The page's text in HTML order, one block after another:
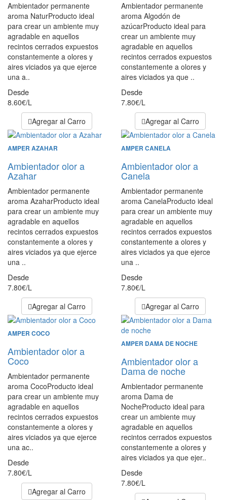
Ambientador permanente
aroma NaturProducto ideal
para crear un ambiente muy
agradable en aquellos
recintos cerrados expuestos
constantemente a olores y
aires viciados ya que ejerce
una a..
Desde
8.60€/L
Agregar al Carro
Ambientador permanente
aroma Algodón de
azúcarProducto ideal para
crear un ambiente muy
agradable en aquellos
recintos cerrados expuestos
constantemente a olores y
aires viciados ya que ..
Desde
7.80€/L
Agregar al Carro
AMPER AZAHAR
Ambientador olor a
Azahar
Ambientador permanente
aroma AzaharProducto ideal
para crear un ambiente muy
agradable en aquellos
recintos cerrados expuestos
constantemente a olores y
aires viciados ya que ejerce
una ..
Desde
7.80€/L
Agregar al Carro
AMPER CANELA
Ambientador olor a
Canela
Ambientador permanente
aroma CanelaProducto ideal
para crear un ambiente muy
agradable en aquellos
recintos cerrados expuestos
constantemente a olores y
aires viciados ya que ejerce
una ..
Desde
7.80€/L
Agregar al Carro
AMPER COCO
Ambientador olor a
Coco
Ambientador permanente
aroma CocoProducto ideal
para crear un ambiente muy
agradable en aquellos
recintos cerrados expuestos
constantemente a olores y
aires viciados ya que ejerce
una ac..
Desde
7.80€/L
Agregar al Carro
AMPER DAMA DE NOCHE
Ambientador olor a
Dama de noche
Ambientador permanente
aroma Dama de
NocheProducto ideal para
crear un ambiente muy
agradable en aquellos
recintos cerrados expuestos
constantemente a olores y
aires viciados ya que ejer..
Desde
7.80€/L